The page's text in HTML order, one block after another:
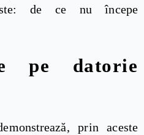
de ce nu începe
pe datorie
prin aceste